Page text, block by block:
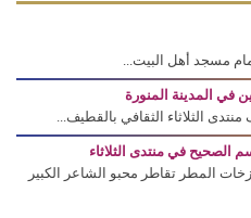
مسجد أهل البيت...
في المدينة المنورة
الثلاثاء الثقافي بالقطيف...
الصحيح في منتدى الثلاثاء
المطر تقاطر محبو الشاعر الكبير